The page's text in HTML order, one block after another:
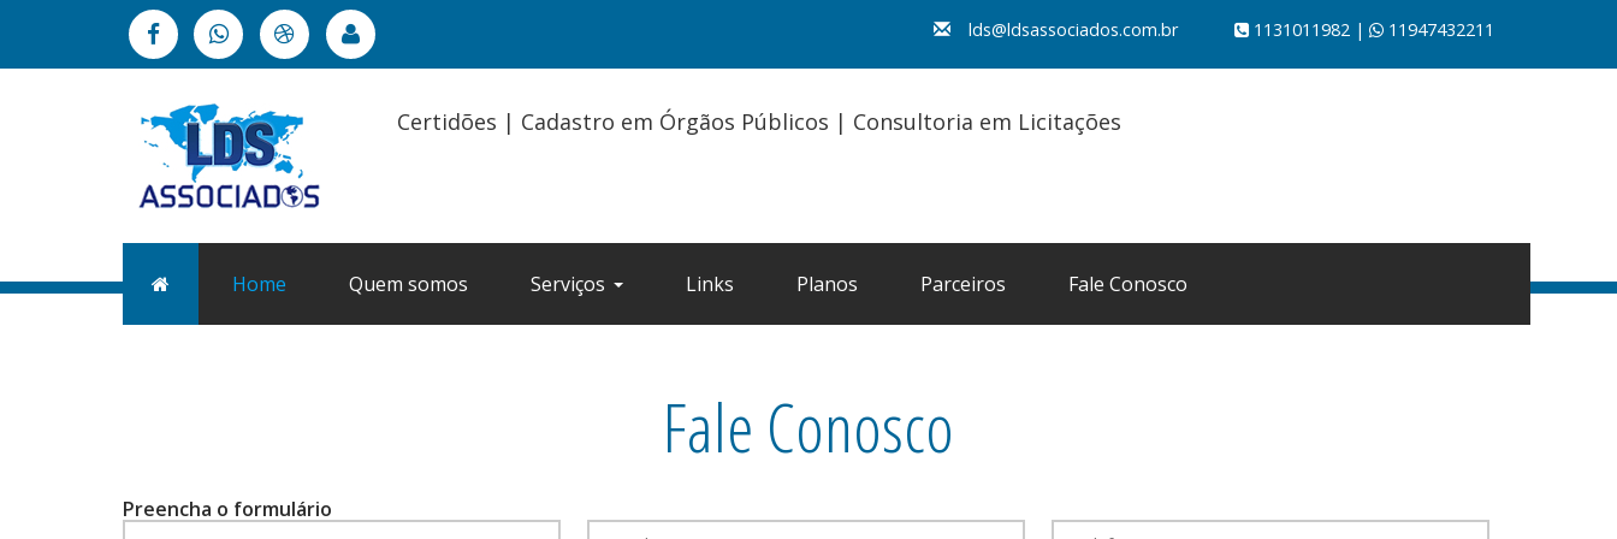
lds@ldsassociados.com.br 1131011982 | 11947432211
Certidões | Cadastro em Órgãos Públicos | Consultoria em Licitações
Home Quem somos Serviços Links Planos Parceiros Fale Conosco
Fale Conosco
Preencha o formulário